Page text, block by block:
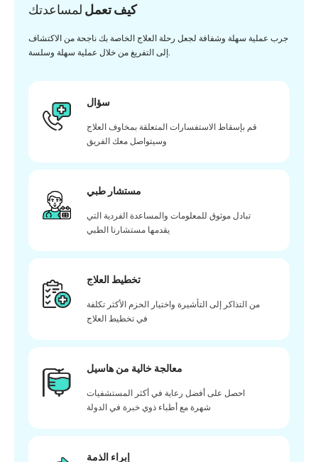
كيف تعمل لمساعدتك
جرب عملية سهلة وشفافة لجعل رحلة العلاج الخاصة بك ناجحة من الاكتشاف
إلى التفريغ من خلال عملية سهلة وسلسة.
سؤال
قم بإسقاط الاستفسارات المتعلقة بمخاوف العلاج
وسيتواصل معك الفريق
مستشار طبي
تبادل موثوق للمعلومات والمساعدة الفردية التي
يقدمها مستشارنا الطبي
تخطيط العلاج
من التذاكر إلى التأشيرة واختيار الحزم الأكثر تكلفة
في تخطيط العلاج
معالجة خالية من هاسيل
احصل على أفضل رعاية في أكثر المستشفيات
شهرة مع أطباء ذوي خبرة في الدولة
إبراء الذمة